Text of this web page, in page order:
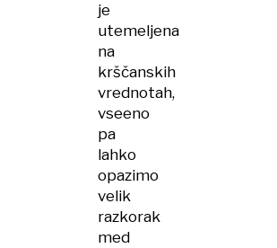
je
utemeljena
na
krščanskih
vrednotah,
vseeno
pa
lahko
opazimo
velik
razkorak
med